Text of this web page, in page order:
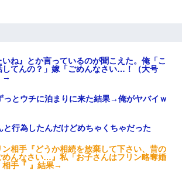
友達2人を家に泊めた結果ｗｗｗｗｗｗ
行へ出かけた嫁→翌日、嫁「ただいま～」旦
何度も連絡したのに…」嫁「えっ」→なん
、不妊の叔母に頼まれて出産。→叔母夫婦が
に子供を連れ帰った。→9・11で叔母夫婦が
ね』とか言っているのが聞こえた。俺「こ
してんの？」嫁「ごめんなさい…！（大号
→
っとウチに泊まりに来た結果→俺がヤバイｗ
と行為したんだけどめちゃくちゃだった
相手『どうか相続を放棄して下さい、昔の
めんなさい…』私「お子さんはフリン略奪婚
相手『 』結果→